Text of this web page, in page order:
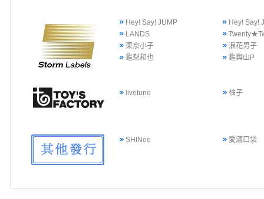
Hey! Say! JUMP
Hey! Say!
LANDS
東京小子
浪花男子
龜梨和也
龜與山P
livetune 柚子
SHINee 愛滿口袋